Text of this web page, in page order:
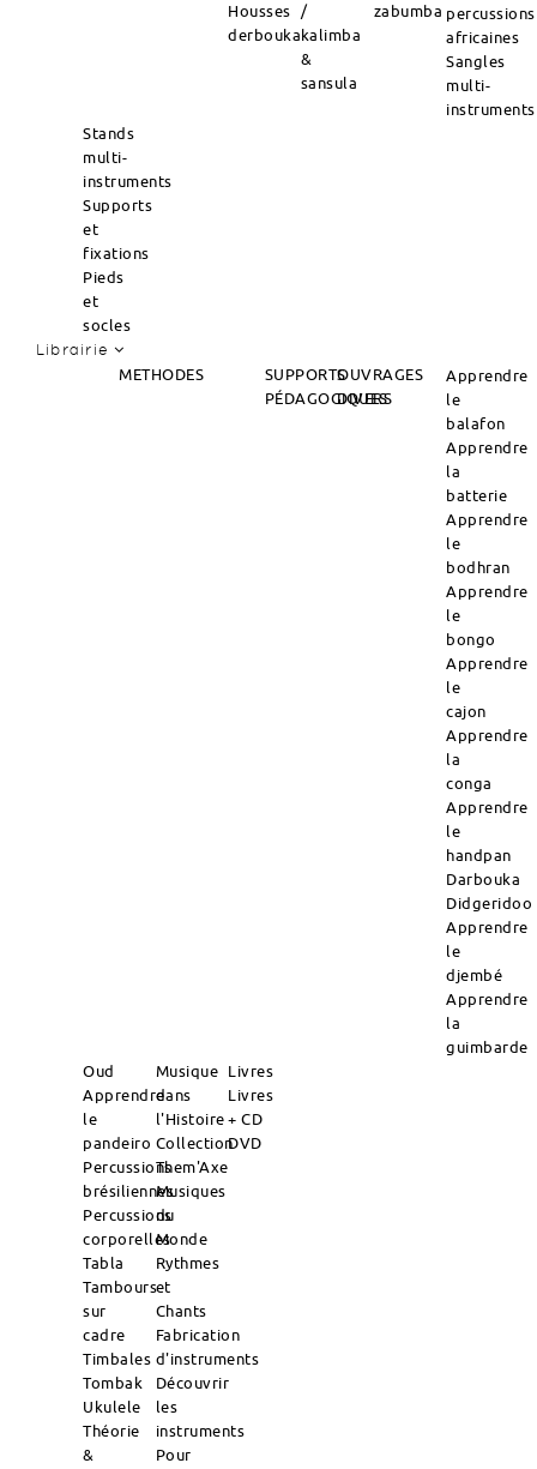
Housses
derbouka
/
kalimba
&
sansula
zabumba percussions
africaines
Sangles
multi-
instruments
Stands
multi-
instruments
Supports
et
fixations
Pieds
et
socles
Librairie
METHODES
SUPPORTS
PÉDAGOGIQUES
OUVRAGES
DIVERS
Apprendre
le
balafon
Apprendre
la
batterie
Apprendre
le
bodhran
Apprendre
le
bongo
Apprendre
le
cajon
Apprendre
la
conga
Apprendre
le
handpan
Darbouka
Didgeridoo
Apprendre
le
djembé
Apprendre
la
guimbarde
Oud
Apprendre
le
pandeiro
Percussions
brésiliennes
Percussions
corporelles
Tabla
Tambours
sur
cadre
Timbales
Tombak
Ukulele
Théorie
&
Musique
dans
l'Histoire
Collection
Them'Axe
Musiques
du
Monde
Rythmes
et
Chants
Fabrication
d'instruments
Découvrir
les
instruments
Pour
Livres
Livres
+ CD
DVD